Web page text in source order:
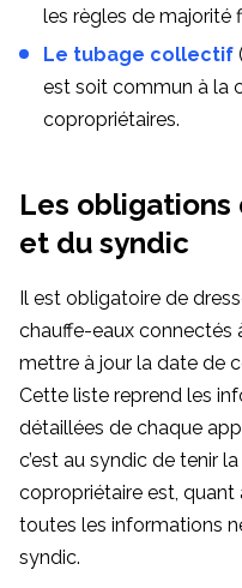
les règles de majorité
Le tubage collectif (
est soit commun à la
copropriétaires.
Les
et du syndic
Il est obligatoire de
chauffe-eaux connectés
mettre à jour la date de
Cette liste reprend les
détaillées de chaque
c’est au syndic de tenir
copropriétaire est,
toutes les informations
syndic.